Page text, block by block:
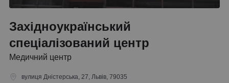
Західноукраїнський
спеціалізований центр
Медичний центр
вулиця Дністерcька, 27, Львів, 79035